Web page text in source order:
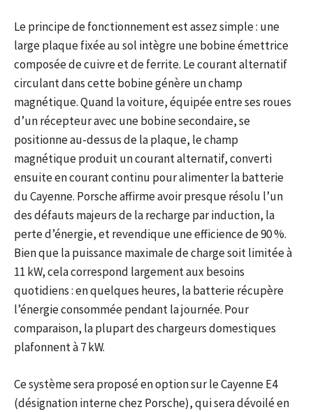
Le principe de fonctionnement est assez simple : une
large plaque fixée au sol intègre une bobine émettrice
composée de cuivre et de ferrite. Le courant alternatif
circulant dans cette bobine génère un champ
magnétique. Quand la voiture, équipée entre ses roues
d’un récepteur avec une bobine secondaire, se
positionne au-dessus de la plaque, le champ
magnétique produit un courant alternatif, converti
ensuite en courant continu pour alimenter la batterie
du Cayenne. Porsche affirme avoir presque résolu l’un
des défauts majeurs de la recharge par induction, la
perte d’énergie, et revendique une efficience de 90 %.
Bien que la puissance maximale de charge soit limitée à
11 kW, cela correspond largement aux besoins
quotidiens : en quelques heures, la batterie récupère
l’énergie consommée pendant la journée. Pour
comparaison, la plupart des chargeurs domestiques
plafonnent à 7 kW.
Ce système sera proposé en option sur le Cayenne E4
(désignation interne chez Porsche), qui sera dévoilé en